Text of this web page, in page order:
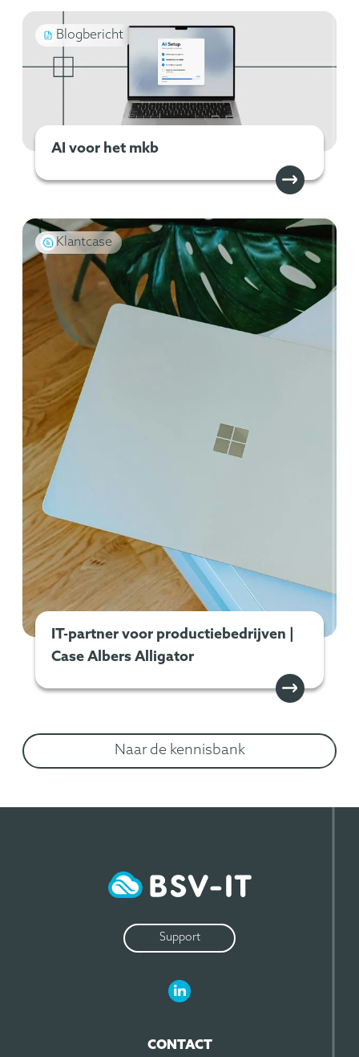
Blogbericht
AI voor het mkb
Klantcase
IT-partner voor productiebedrijven |
Case Albers Alligator
Naar de kennisbank
Support
CONTACT